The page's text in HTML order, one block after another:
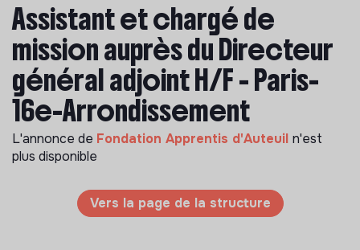
Assistant et chargé de
mission auprès du Directeur
général adjoint H/F - Paris-
16e-Arrondissement
L'annonce de Fondation Apprentis d'Auteuil n'est
plus disponible
Vers la page de la structure